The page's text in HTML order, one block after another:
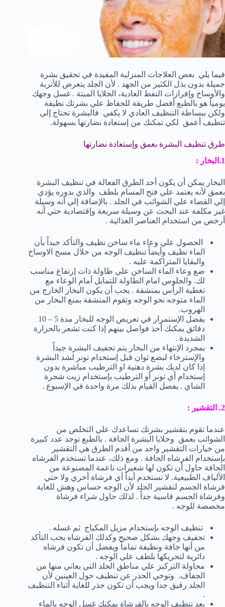
فيما يلي بعض العلاجات المنزلية المفيدة في تحقيق بشرة
جميلة بدون بذل الكثير من الجهد . لأن الجلد يتعرض للأتربة
والأوساخ وإفرازات النفط العادية، الخلايا الميتة . غسل وجهك
يومياً هو بالطبع أفضل طريقة للحفاظ علي بشرتك نظيفة
ولكن ببساطة التنظيف العادي لا يكفي فالبشرة تحتاج إلي
تنظيف أعمق لكي تمكنك من إستعادة نضارتها بسهولة.
طرق تنظيف البشرة بعمق وإستعادة نضارتها
1.البخار :
البخار يمكن أن يكون أحد الطرق الفعالة في تنظيف البشرة
بعمق لأنه يعتمد علي فتح المسام بلطف والذي بدوره يؤدي
إلي القضاء علي الشوائب في الجلد . بالإضافة إلي أنه وسيلة
غير مكلفة عند البحث عن وسيلة سريعة وإقتصادية حتي أنه
أرخص من استخدام العناصر الغذائية .
الحصول علي وعاء ماء ساخن نظيف والتأكد جيداً بأن
الماء نظيف وأيضاً تنظيف الوجه من خلال مسح الاوساخ
والبقايا المتراكمة عليه .
ضع وعاء الماء الساخن علي طاولة ذات إرتفاع مناسب
لك. والجلوس امام الطاولة للتمايل أمام الوعاء مع
تغطية الرأس بمنشفة . يجب أن يكون البخار الخارج من
الماء متوجه نحو الوجه وتقوم المنشفة بمنع البخار من
الهروب.
يفضل الإستمرار في تعريض الوجه للبخار مدة 5 – 10
دقائق يمكنك أخذ فواصل بينهم إذا كنت تشعر بالحرارة
الشديدة .
بمجرد الإنتهاء من البخار يتم تجفيف البشرة جيداً
والإسترخاء لبضع ثوان قبل إستخدام تونر لشد البشرة
إذا كان لديك بشرة دهنية او الترطيب مباشرة بدون
إستخدام أي تونر أو الترطيب بإستخدام زيت شجرة
الشاي . يفضل القيام بذلك مرة واحدة في الإسبوع .
2. التقشير :
عندما تقوم بتقشير بشرتك تساعدك علي التخلص من
الشوائب بعمق وخلايا البشرة الجافة . بالطبع توجد عدد كبيرة
من خيارات التقشير واحد من أقدم الطرق هي التقشير
بإستخدام الفرشاه الجافة . ومع ذلك، عندما تستخدم الفرشاه
الجافة حاول أن تكون لها شعيرات ناعمة المصنوعة من
الألياف الطبيعية. لا تستخدم أبداً أي فرشاة أخري ولا حتي
فرشاة الجسم لتقشير الجلد لأن الوجه حساس وهش للغاية
وفرشاة الجسم قاسية جداً . لذلك حاول شراء فرشاة
مخصصة للوجه .
تنظيف الوجه بإستخدام مزيل المكياج ثم غسله .
تجفيف وجهك بشكل صحيح وكذلك الفرشاه يجب التأكد
من أنها جافة ونظيفة تماماً ويفضل أن تكون فرشاه
دائرية لتحريكها بلطف علي الوجه .
محاولة التركيز علي مناطق الجلد التي يعاني منها من
الجفاف. وتوخي الحذر عن تنظيف حول العينين لأن
الجلد رقيق جدا ويجب أن تكون حذر للغاية أثناء التنظيف
.
بعد تنظيف الوجه بالفرشاة يمكنك غسل الوجه بالماء